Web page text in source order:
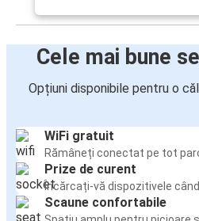
Cele mai bune
Opțiuni disponibile pentru o
WiFi gratuit
Rămâneți conectat pe tot
Prize de curent
Încărcați-vă dispozitivele
Scaune confortabile